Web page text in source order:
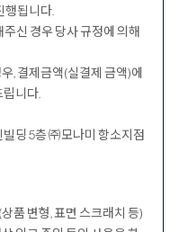
행됩니다.
신 경우 당사 규정에 의해
, 결제금액(실결제 금액)에
립니다.
딩 5층 ㈜모나미 항소지점
품 변형, 표면 스크래치 등)